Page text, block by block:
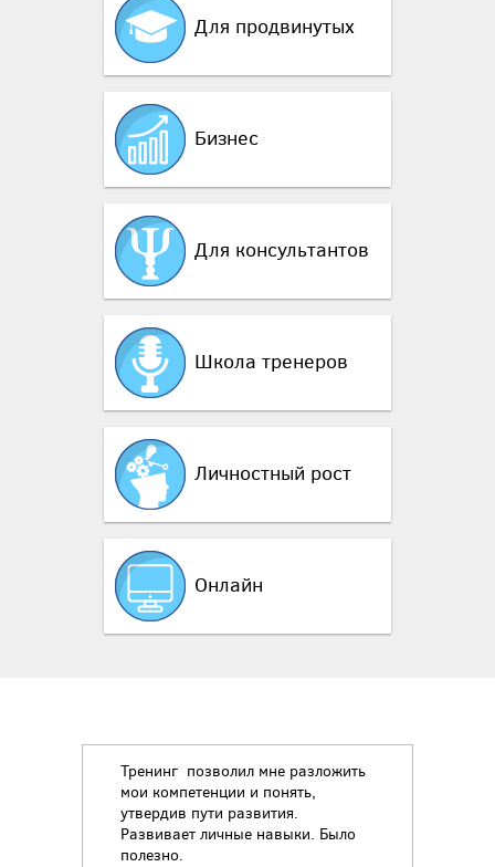
Для продвинутых
Бизнес
Для консультантов
Школа тренеров
Личностный рост
Онлайн
Тренинг позволил мне разложить
мои компетенции и понять,
утвердив пути развития.
Развивает личные навыки. Было
полезно.